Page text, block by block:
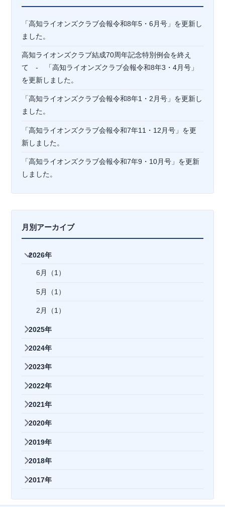
「高知ライオンズクラブ会報令和8年5・6月号」を更新し
ました。
高知ライオンズクラブ結成70周年記念特別例会を終え
て - 「高知ライオンズクラブ会報令和8年3・4月号」
を更新しました。
「高知ライオンズクラブ会報令和8年1・2月号」を更新し
ました。
「高知ライオンズクラブ会報令和7年11・12月号」を更
新しました。
「高知ライオンズクラブ会報令和7年9・10月号」を更新
しました。
月別アーカイブ
2026年
6月（1）
5月（1）
2月（1）
2025年
2024年
2023年
2022年
2021年
2020年
2019年
2018年
2017年